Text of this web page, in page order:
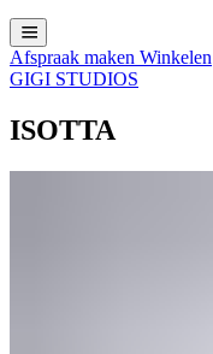
Afspraak maken Winkelen
GIGI STUDIOS
ISOTTA